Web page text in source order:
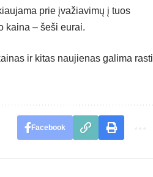
prie įvažiavimų į tuos
kaina – šeši eurai.
ir kitas naujienas galima rasti
Facebook